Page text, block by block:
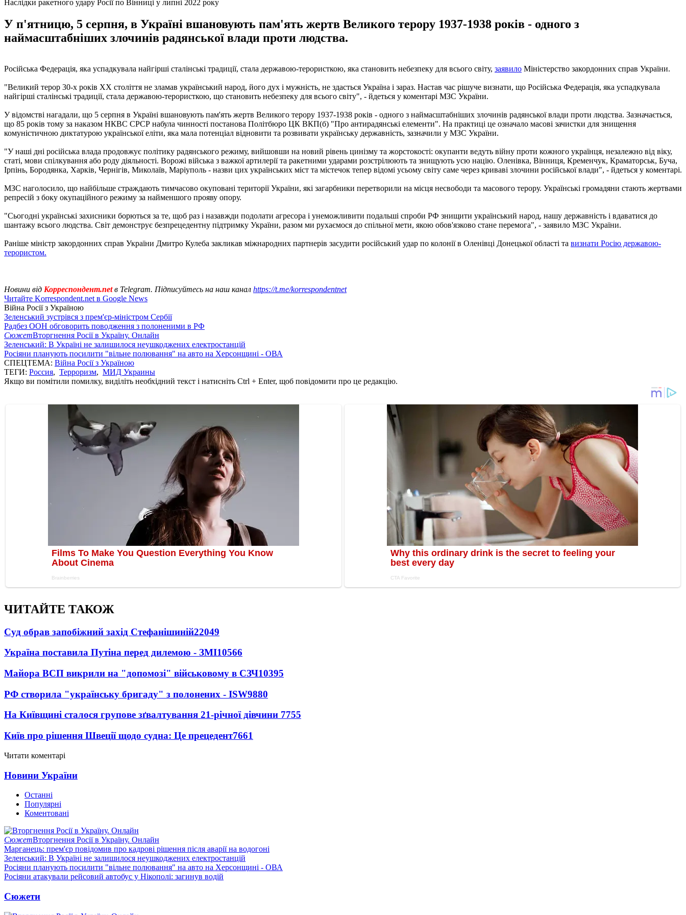
Наслідки ракетного удару Росії по Вінниці у липні 2022 року
У п'ятницю, 5 серпня, в Україні вшановують пам'ять жертв Великого терору 1937-1938 років - одного з
наймасштабніших злочинів радянської влади проти людства.
Російська Федерація, яка успадкувала найгірші сталінські традиції, стала державою-терористкою, яка становить небезпеку для всього світу, заявило Міністерство закордонних справ України.
"Великий терор 30-х років ХХ століття не зламав український народ, його дух і мужність, не здасться Україна і зараз. Настав час рішуче визнати, що Російська Федерація, яка успадкувала
найгірші сталінські традиції, стала державою-терористкою, що становить небезпеку для всього світу", - йдеться у коментарі МЗС України.
У відомстві нагадали, що 5 серпня в Україні вшановують пам'ять жертв Великого терору 1937-1938 років - одного з наймасштабніших злочинів радянської влади проти людства. Зазначається,
що 85 років тому за наказом НКВС СРСР набула чинності постанова Політбюро ЦК ВКП(б) "Про антирадянські елементи". На практиці це означало масові зачистки для знищення
комуністичною диктатурою української еліти, яка мала потенціал відновити та розвивати українську державність, зазначили у МЗС України.
"У наші дні російська влада продовжує політику радянського режиму, вийшовши на новий рівень цинізму та жорстокості: окупанти ведуть війну проти кожного українця, незалежно від віку,
статі, мови спілкування або роду діяльності. Ворожі війська з важкої артилерії та ракетними ударами розстрілюють та знищують усю націю. Оленівка, Вінниця, Кременчук, Краматорськ, Буча,
Ірпінь, Бородянка, Харків, Чернігів, Миколаїв, Маріуполь - назви цих українських міст та містечок тепер відомі усьому світу саме через криваві злочини російської влади", - йдеться у коментарі.
МЗС наголосило, що найбільше страждають тимчасово окуповані території України, які загарбники перетворили на місця несвободи та масового терору. Українські громадяни стають жертвами
репресій з боку окупаційного режиму за найменшого прояву опору.
"Сьогодні українські захисники борються за те, щоб раз і назавжди подолати агресора і унеможливити подальші спроби РФ знищити український народ, нашу державність і вдаватися до
шантажу всього людства. Світ демонструє безпрецедентну підтримку України, разом ми рухаємося до спільної мети, якою обов'язково стане перемога", - заявило МЗС України.
Раніше міністр закордонних справ України Дмитро Кулеба закликав міжнародних партнерів засудити російський удар по колонії в Оленівці Донецької області та визнати Росію державою-
терористом.
Новини від Корреспондент.netв Telegram. Підписуйтесь на наш канал https://t.me/korrespondentnet
Читайте Korrespondent.net в Google News
Війна Росії з Україною
Зеленський зустрівся з прем'єр-міністром Сербії
Радбез ООН обговорить поводження з полоненими в РФ
СюжетВторгнення Росії в Україну. Онлайн
Зеленський: В Україні не залишилося неушкоджених електростанцій
Росіяни планують посилити "вільне полювання" на авто на Херсонщині - ОВА
СПЕЦТЕМА: Війна Росії з Україною
ТЕГИ: Россия, Терроризм, МИД Украины
Якщо ви помітили помилку, виділіть необхідний текст і натисніть Ctrl + Enter, щоб повідомити про це редакцію.
ЧИТАЙТЕ ТАКОЖ
Суд обрав запобіжний захід Стефанішиній22049
Україна поставила Путіна перед дилемою - ЗМІ10566
Майора ВСП викрили на "допомозі" військовому в СЗЧ10395
РФ створила "українську бригаду" з полонених - ISW9880
На Київщині сталося групове зґвалтування 21-річної дівчини 7755
Київ про рішення Швеції щодо судна: Це прецедент7661
Читати коментарі
Новини України
Останні
Популярні
Коментовані
СюжетВторгнення Росії в Україну. Онлайн
Марганець: прем'єр повідомив про кадрові рішення після аварії на водогоні
Зеленський: В Україні не залишилося неушкоджених електростанцій
Росіяни планують посилити "вільне полювання" на авто на Херсонщині - ОВА
Росіяни атакували рейсовий автобус у Нікополі: загинув водій
Сюжети